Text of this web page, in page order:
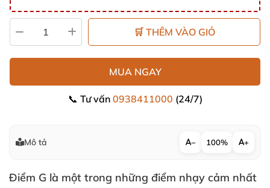
🛒 THÊM VÀO GIỎ
MUA NGAY
📞 Tư vấn 0938411000 (24/7)
Mô tả − 100% +
Điểm G là một trong những điểm nhạy cảm nhất